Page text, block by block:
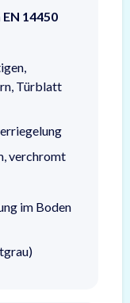
14450
Türblatt
verchromt
im Boden